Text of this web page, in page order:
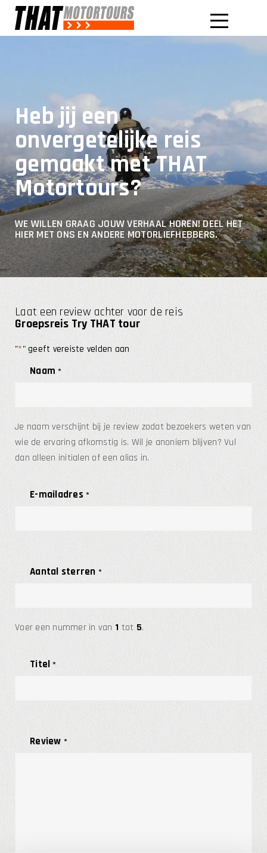
Heb jij een
onvergetelijke reis
gemaakt met THAT
Motortours?
WE WILLEN GRAAG JOUW VERHAAL HOREN! DEEL HET
HIER MET ONS EN ANDERE MOTORLIEFHEBBERS.
Laat een review achter voor de reis
Groepsreis Try THAT tour
"*" geeft vereiste velden aan
Naam *
Je naam verschijnt bij je review zodat bezoekers weten van
wie de ervaring afkomstig is. Wil je anoniem blijven? Vul
dan alleen initialen of een alias in.
E-mailadres *
Aantal sterren *
Voer een nummer in van 1 tot 5.
Titel *
Review *